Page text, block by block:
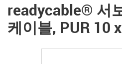
readycable® 서
케이블, PUR 10